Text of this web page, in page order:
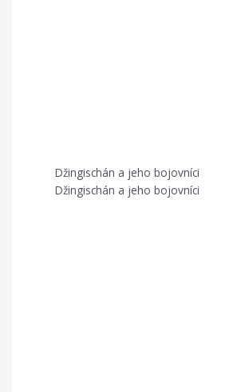
Džingischán a jeho bojovníci
Džingischán a jeho bojovníci